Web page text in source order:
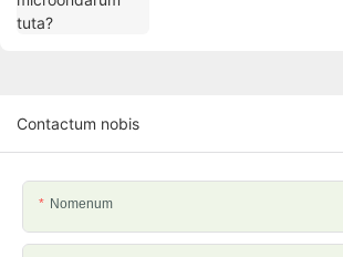
Contactum nobis
Nomenum